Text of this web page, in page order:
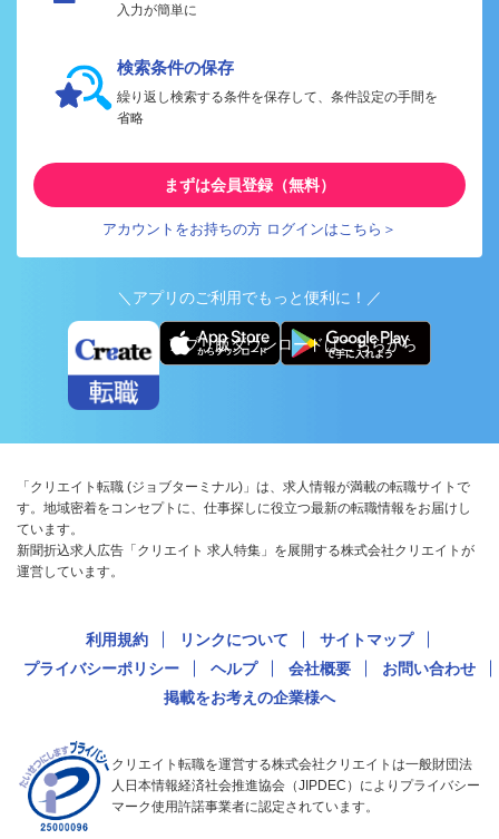
入力が簡単に
検索条件の保存
繰り返し検索する条件を保存して、条件設定の手間を
省略
まずは会員登録（無料）
アカウントをお持ちの方 ログインはこちら＞
＼アプリのご利用でもっと便利に！／
アプリ版ダウンロードはこちらから
「クリエイト転職 (ジョブターミナル)」は、求人情報が満載の転職サイトで
す。地域密着をコンセプトに、仕事探しに役立つ最新の転職情報をお届けし
ています。
新聞折込求人広告「クリエイト 求人特集」を展開する株式会社クリエイトが
運営しています。
利用規約 リンクについて
サイトマップ
プライバシーポリシー
ヘルプ 会社概要
お問い合わせ
掲載をお考えの企業様へ
クリエイト転職を運営する株式会社クリエイトは一般財団法
人日本情報経済社会推進協会（JIPDEC）によりプライバシー
マーク使用許諾事業者に認定されています。